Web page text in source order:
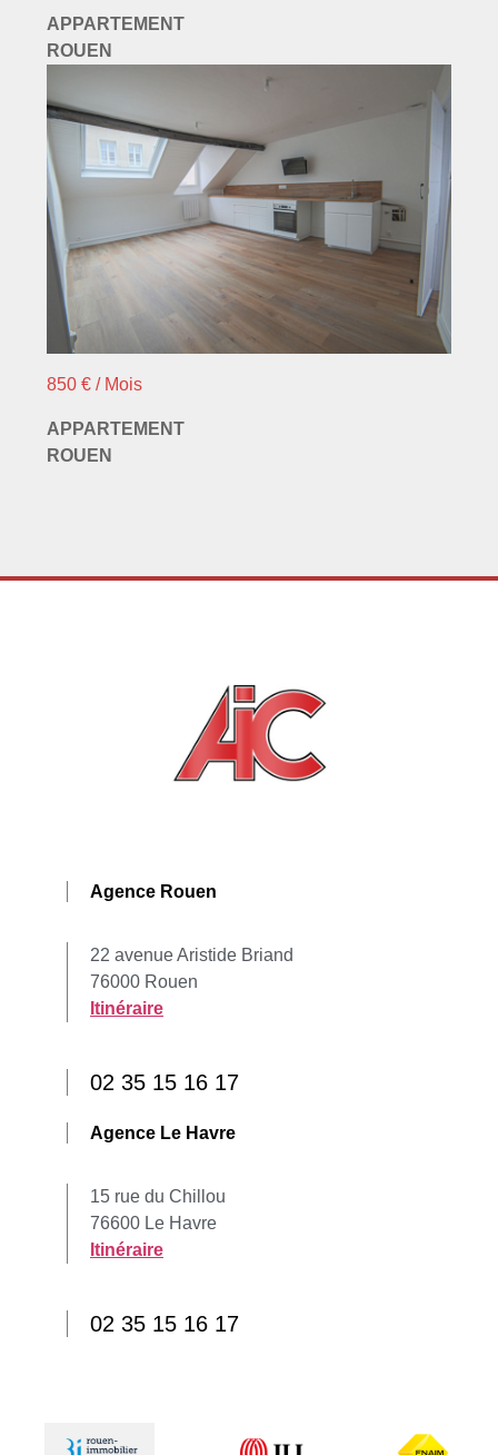
APPARTEMENT
ROUEN
850 € / Mois
APPARTEMENT
ROUEN
Agence Rouen
22 avenue Aristide Briand
76000 Rouen
Itinéraire
02 35 15 16 17
Agence Le Havre
15 rue du Chillou
76600 Le Havre
Itinéraire
02 35 15 16 17